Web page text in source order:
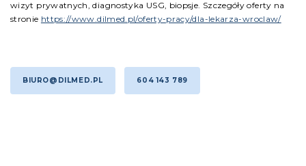
wizyt prywatnych, diagnostyka USG, biopsje. Szczegóły oferty na
stronie https://www.dilmed.pl/oferty-pracy/dla-lekarza-wroclaw/
BIURO@DILMED.PL 604 143 789